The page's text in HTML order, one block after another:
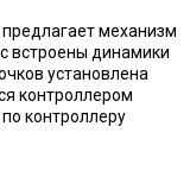
механизм
встроены динамики
установлена
контроллером
контроллеру